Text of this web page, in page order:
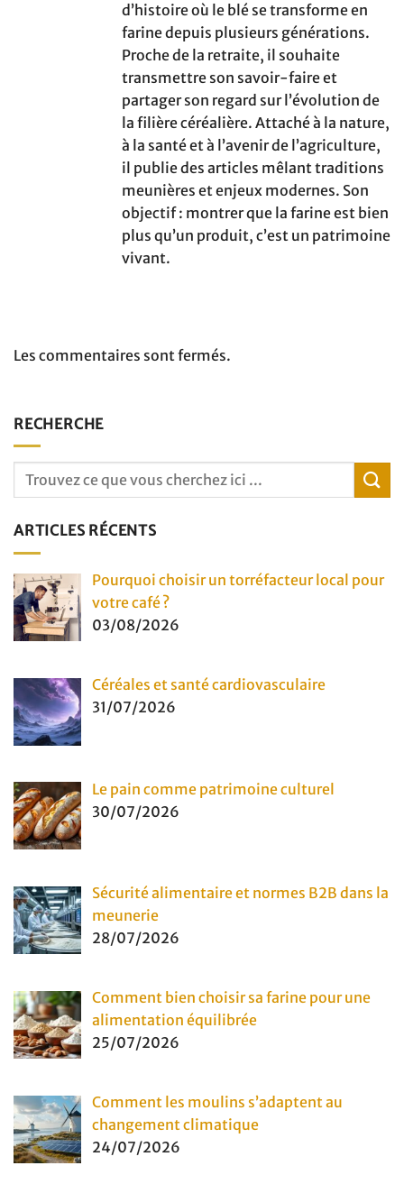
d’histoire où le blé se transforme en
farine depuis plusieurs générations.
Proche de la retraite, il souhaite
transmettre son savoir-faire et
partager son regard sur l’évolution de
la filière céréalière. Attaché à la nature,
à la santé et à l’avenir de l’agriculture,
il publie des articles mêlant traditions
meunières et enjeux modernes. Son
objectif : montrer que la farine est bien
plus qu’un produit, c’est un patrimoine
vivant.
Les commentaires sont fermés.
RECHERCHE
ARTICLES RÉCENTS
Pourquoi choisir un torréfacteur local pour
votre café ?
03/08/2026
Céréales et santé cardiovasculaire
31/07/2026
Le pain comme patrimoine culturel
30/07/2026
Sécurité alimentaire et normes B2B dans la
meunerie
28/07/2026
Comment bien choisir sa farine pour une
alimentation équilibrée
25/07/2026
Comment les moulins s’adaptent au
changement climatique
24/07/2026